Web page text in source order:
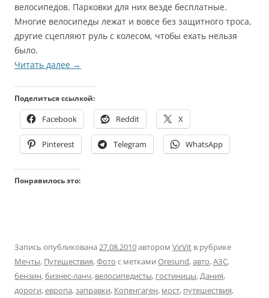
велосипедов. Парковки для них везде бесплатные.
Многие велосипеды лежат и вовсе без защитного троса,
другие сцепляют руль с колесом, чтобы ехать нельзя
было.
Читать далее →
Поделиться ссылкой:
Facebook Reddit X
Pinterest Telegram WhatsApp
Понравилось это:
Запись опубликована 27.08.2010автором VirVit в рубрике
Мечты, Путешествия,Фото с метками Oresund,авто,АЗС,
бензин,бизнес-ланч, велосипедисты, гостиницы,Дания,
дороги,европа,заправки, Копенгаген, мост, путешествия,